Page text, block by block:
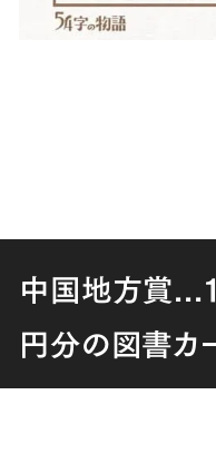
中国地方賞...
円分の図書カ